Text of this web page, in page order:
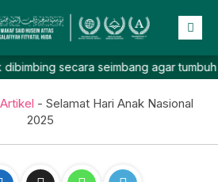
seimbang agar tumbuh
Artikel - Selamat Hari Anak Nasional
2025